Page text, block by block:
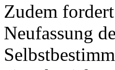
Zudem
Neufassung